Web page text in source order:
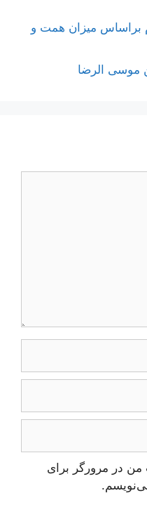
براساس میزان همت و
موسی الرضا
من در مرورگر برای